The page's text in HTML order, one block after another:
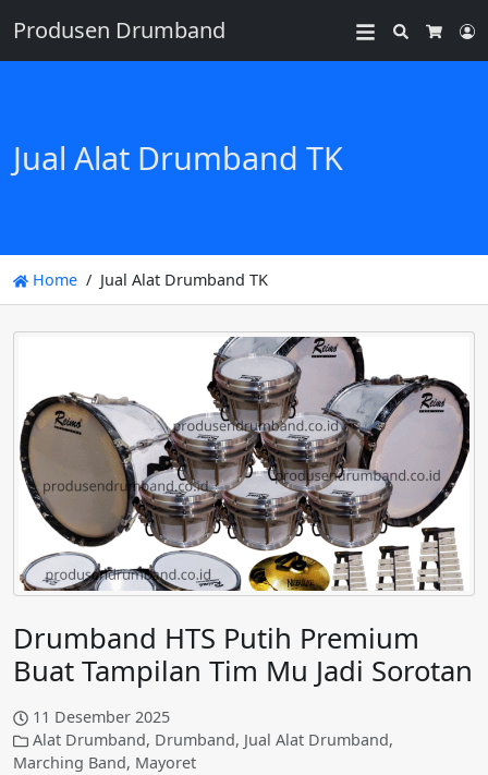
Produsen Drumband
Search
Jual Alat Drumband TK
Home Jual Alat Drumband TK
Drumband HTS Putih Premium
Buat Tampilan Tim Mu Jadi Sorotan
11 Desember 2025
Alat Drumband, Drumband, Jual Alat Drumband,
Marching Band, Mayoret